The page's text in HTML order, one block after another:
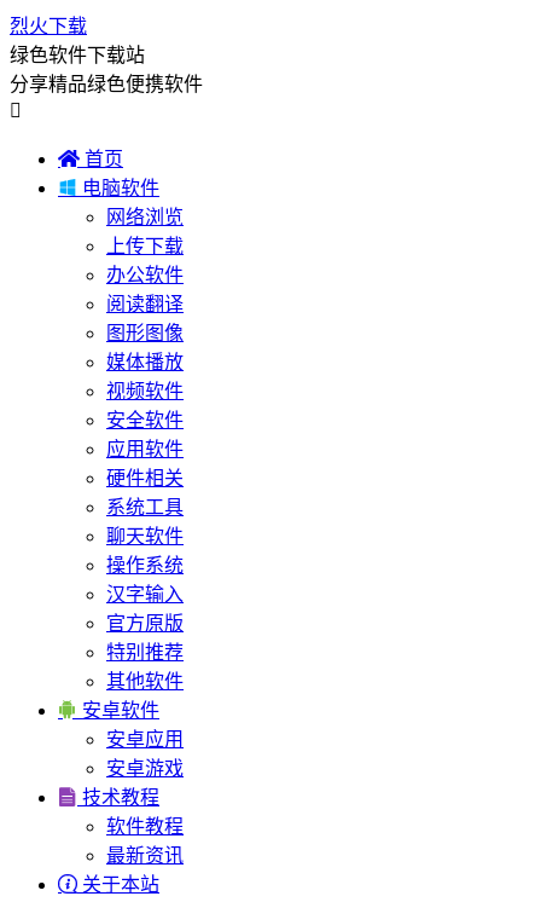
烈火下载
绿色软件下载站
分享精品绿色便携软件

 首页
 电脑软件
网络浏览
上传下载
办公软件
阅读翻译
图形图像
媒体播放
视频软件
安全软件
应用软件
硬件相关
系统工具
聊天软件
操作系统
汉字输入
官方原版
特别推荐
其他软件
 安卓软件
安卓应用
安卓游戏
 技术教程
软件教程
最新资讯
 关于本站